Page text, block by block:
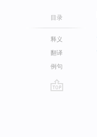
目录
释义
翻译
例句